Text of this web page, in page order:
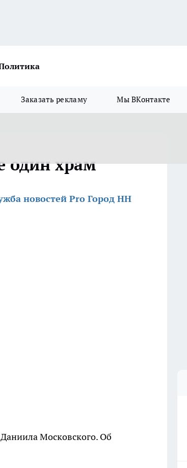
Заказать рекламу Мы ВКонтакте
один храм
новостей Pro Город НН
Московского. Об